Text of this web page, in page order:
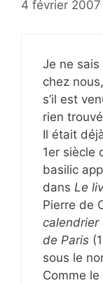
4 février 2007
Je ne
chez
s’il est
rien
Il était
1er siècle
basilic
dans Le
Pierre de
calendrier
de Paris
sous le
Comme